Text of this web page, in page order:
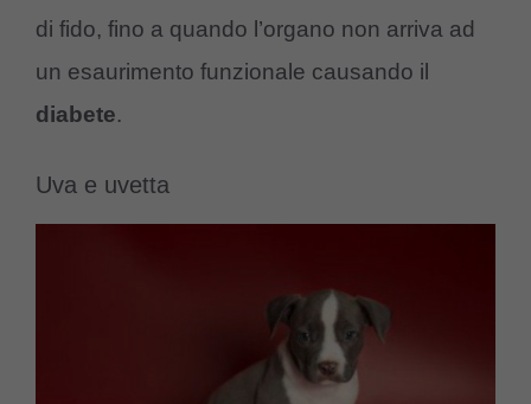
di fido, fino a quando l’organo non arriva ad
un esaurimento funzionale causando il
diabete.
Uva e uvetta